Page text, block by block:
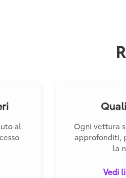
al
Ogni vettura
approfonditi,
la
Vedi